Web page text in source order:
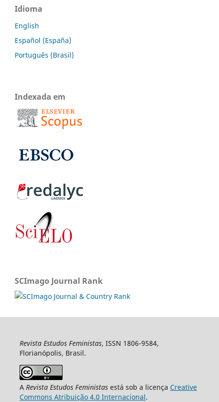
Idioma
English
Español (España)
Português (Brasil)
Indexada em
SCImago Journal Rank
Revista Estudos Feministas, ISSN 1806-9584,
Florianópolis, Brasil.
A Revista Estudos Feministasestá sob a licença Creative
Commons Atribuição 4.0 Internacional.